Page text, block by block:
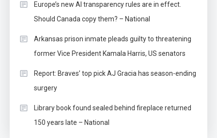
Europe’s new AI transparency rules are in effect.
Should Canada copy them? – National
Arkansas prison inmate pleads guilty to threatening
former Vice President Kamala Harris, US senators
Report: Braves’ top pick AJ Gracia has season-ending
surgery
Library book found sealed behind fireplace returned
150 years late – National